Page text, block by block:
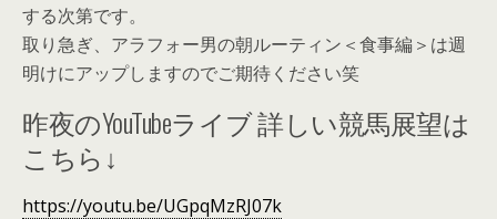
する次第です。
取り急ぎ、アラフォー男の朝ルーティン＜食事編＞は週
明けにアップしますのでご期待ください笑
昨夜のYouTubeライブ 詳しい競馬展望は
こちら↓
https://youtu.be/UGpqMzRJ07k